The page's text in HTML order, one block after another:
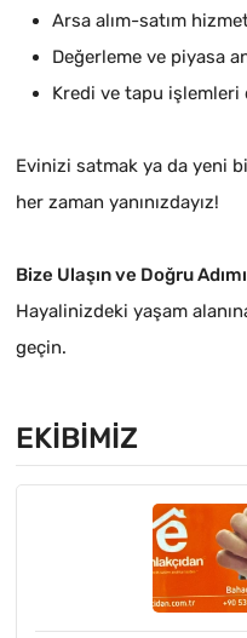
Arsa alım-satım
Değerleme ve piyasa
Kredi ve tapu işlemleri
Evinizi satmak ya da yeni
her zaman yanınızdayız!
Bize Ulaşın ve Doğru
Hayalinizdeki yaşam
geçin.
EKIBIMIZ